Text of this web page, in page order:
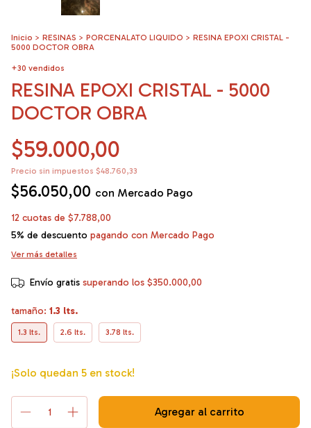
Inicio > RESINAS > PORCENALATO LIQUIDO > RESINA EPOXI CRISTAL -
5000 DOCTOR OBRA
+30 vendidos
RESINA EPOXI CRISTAL - 5000
DOCTOR OBRA
$59.000,00
Precio sin impuestos $48.760,33
$56.050,00 con Mercado Pago
12 cuotas de $7.788,00
5% de descuento pagando con Mercado Pago
Ver más detalles
Envío gratis superando los $350.000,00
tamaño: 1.3 lts.
1.3 lts. 2.6 lts. 3.78 lts.
¡Solo quedan 5 en stock!